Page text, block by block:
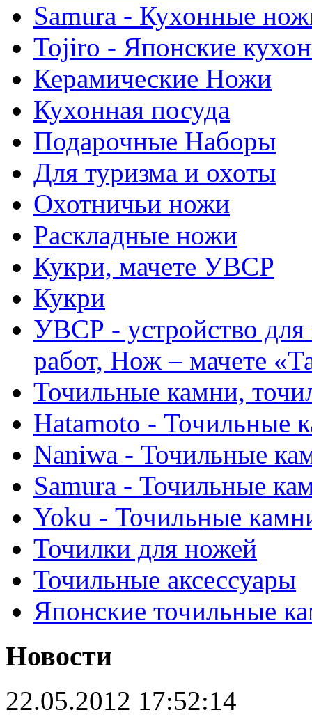
Samura - Кухонные
Tojiro - Японские
Керамические Ножи
Кухонная посуда
Подарочные Наборы
Для туризма и охоты
Охотничьи ножи
Раскладные ножи
Кукри, мачете УВСР
Кукри
УВСР - устройство для
работ, Нож – мачете
Точильные камни,
Hatamoto - Точильные
Naniwa - Точильные
Samura - Точильные
Yoku - Точильные
Точилки для ножей
Точильные аксессуары
Японские точильные
Новости
22.05.2012 17:52:14